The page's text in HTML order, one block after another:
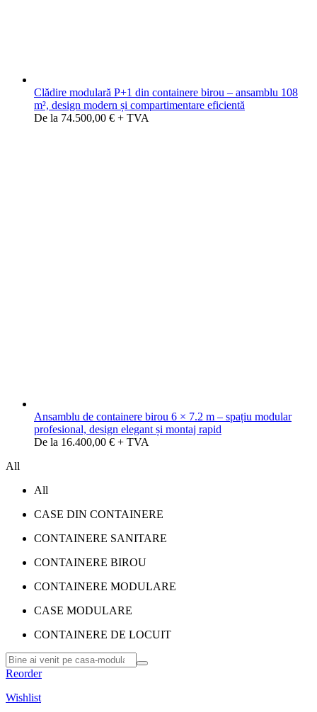
Clădire modulară P+1 din containere birou – ansamblu 108
m², design modern și compartimentare eficientă
De la 74.500,00 € + TVA
Ansamblu de containere birou 6 × 7.2 m – spațiu modular
profesional, design elegant și montaj rapid
De la 16.400,00 € + TVA
All
All
CASE DIN CONTAINERE
CONTAINERE SANITARE
CONTAINERE BIROU
CONTAINERE MODULARE
CASE MODULARE
CONTAINERE DE LOCUIT
Reorder
Wishlist